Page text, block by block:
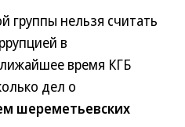
нельзя считать
в
время КГБ
дел о
шереметьевских